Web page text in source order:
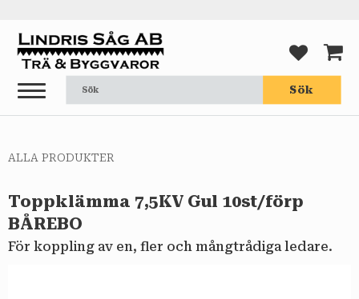
Meny
Sök
ALLA PRODUKTER
Toppklämma 7,5KV Gul 10st/förp
BÅREBO
För koppling av en, fler och mångtrådiga ledare.